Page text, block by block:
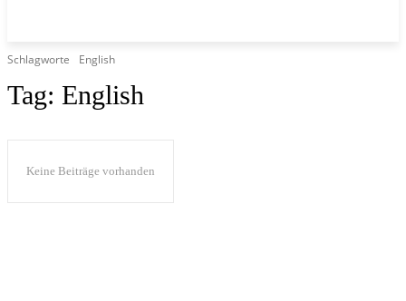
Schlagworte English
Tag: English
Keine Beiträge vorhanden